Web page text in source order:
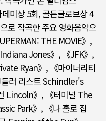
데미상 5회, 골든글로브상4
로 작곡한 주요 영화음악으
THE MOVIE》,
Indiana Jones》, 《JFK》,
Ryan》, 《마이너리티
러 리스트Schindler's
Lincoln》, 《터미널 The
Park》, 《나 홀로 집